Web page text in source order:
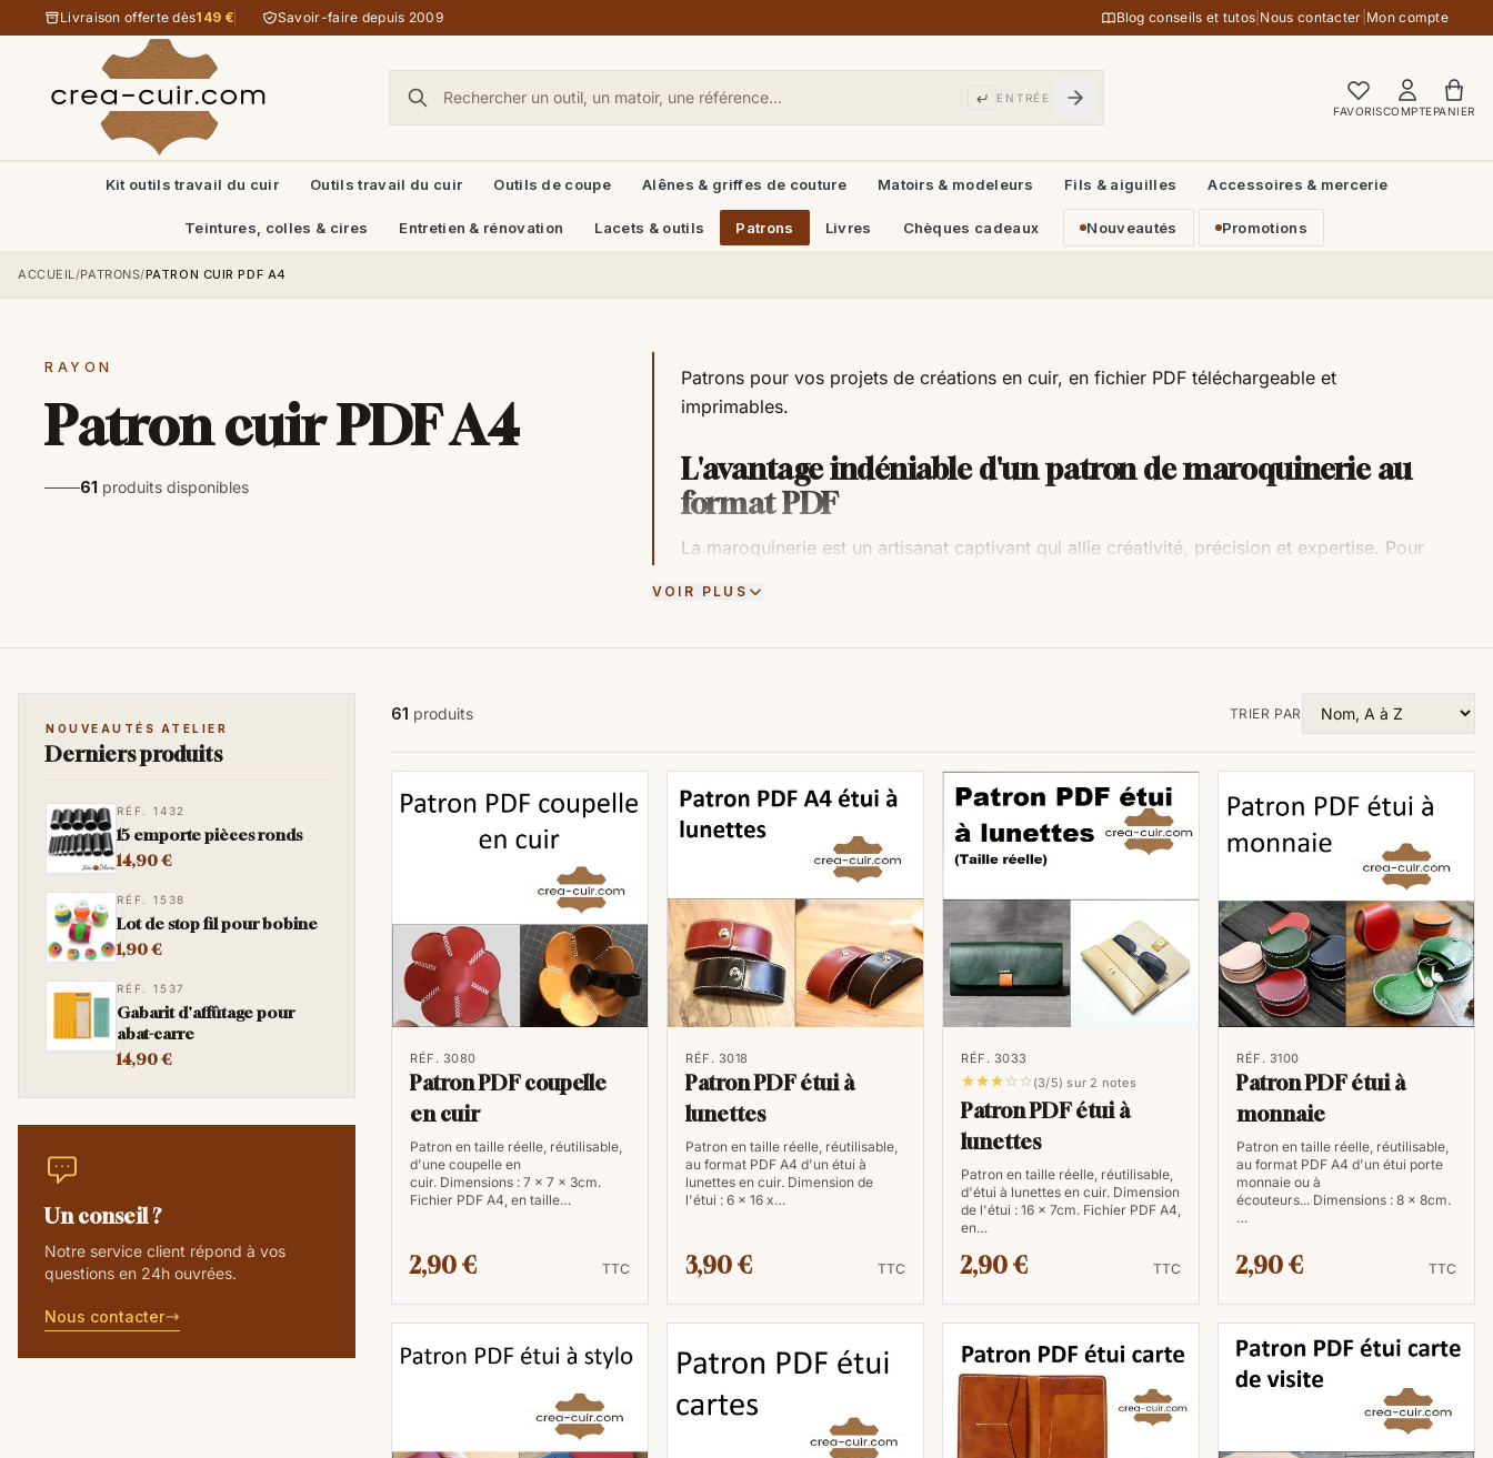
Aller au contenu
Livraison offerte dès149 € Savoir-faire depuis 2009 Blog conseils et tutos Nous contacter Mon compte
ENTRÉE
FAVORISCOMPTEPANIER
Kit outils travail du cuir Outils travail du cuir Outils de coupe Alênes & griffes de couture Matoirs & modeleurs Fils & aiguilles Accessoires & mercerie
Teintures, colles & cires Entretien & rénovation Lacets & outils Patrons Livres Chèques cadeaux Nouveautés Promotions
ACCUEIL/PATRONS/PATRON CUIR PDF A4
RAYON
Patron cuir PDF A4
61 produits disponibles
Patrons pour vos projets de créations en cuir, en fichier PDF téléchargeable et
imprimables.
L'avantage indéniable d'un patron de maroquinerie au
format PDF
La maroquinerie est un artisanat captivant qui allie créativité, précision et expertise. Pour
Économie de temps
Les patrons de maroquinerie au format PDF éliminent le besoin de se rendre dans un
magasin physique pour acheter un patron papier. Cela permet un gain de temps
considérable, que l'on peut consacrer à la création plutôt qu'à des déplacements.
Stockage facilité
Les patrons numériques sont extrêmement faciles à stocker. Ils peuvent être enregistrés sur
un ordinateur, une tablette, ou même imprimés et conservés dans un classeur. Cela garantit
que vous n'aurez jamais à vous soucier de perdre votre patron précieux.
Précision et évolutivité
Les fichiers PDF offrent une précision exceptionnelle, garantissant que chaque coupe et
chaque couture seront réalisées avec une grande fidélité au modèle d'origine. De plus,
vous pouvez zoomer, imprimer, ou ajuster la taille du patron selon vos besoins spécifiques.
Variété de styles et de modèles
une variété de styles, de la petite maroquinerie aux sacs plus volumineux, en passant par
les porte-monnaie, les ceintures et bien d'autres articles. Vous avez ainsi un choix quasi
illimité pour exprimer votre créativité.
Économie
VOIR PLUS
NOUVEAUTÉS ATELIER
Derniers produits
RÉF. 1432
15 emporte pièces ronds
14,90 €
RÉF. 1538
Lot de stop fil pour bobine
1,90 €
RÉF. 1537
Gabarit d'affûtage pour
abat-carre
14,90 €
Un conseil ?
Notre service client répond à vos
questions en 24h ouvrées.
Nous contacter
61 produits TRIER PAR
RÉF. 3080
Patron PDF coupelle
en cuir
Patron en taille réelle, réutilisable,
d'une coupelle en
cuir. Dimensions : 7 x 7 x 3cm.
Fichier PDF A4, en taille…
2,90 € TTC
RÉF. 3018
Patron PDF étui à
lunettes
Patron en taille réelle, réutilisable,
au format PDF A4 d'un étui à
lunettes en cuir. Dimension de
l'étui : 6 x 16 x…
3,90 € TTC
RÉF. 3033
   (3/5) sur 2 notes
Patron PDF étui à
lunettes
Patron en taille réelle, réutilisable,
d'étui à lunettes en cuir. Dimension
de l'étui : 16 x 7cm. Fichier PDF A4,
en…
2,90 € TTC
RÉF. 3100
Patron PDF étui à
monnaie
Patron en taille réelle, réutilisable,
au format PDF A4 d'un étui porte
monnaie ou à
écouteurs... Dimensions : 8 x 8cm.
…
2,90 € TTC